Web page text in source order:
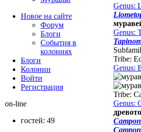
Genus:
Genus:
Tribe:
Genus:
Tribe:
Genus:
Новое на сайте
Форум
Блоги
События в
колониях
Блоги
Колонии
Войти
Peгиcтpaция
on-line
гостей: 49